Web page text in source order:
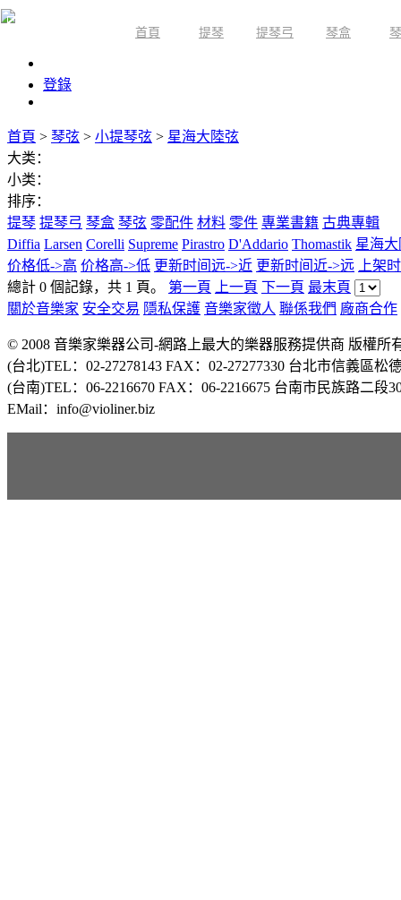
首頁 提琴 提琴弓 琴盒
登錄
首頁 > 琴弦 > 小提琴弦 > 星海大陸弦
大类：
小类：
排序：
提琴 提琴弓 琴盒 琴弦 零配件 材料 零件 專業書籍 古典專輯
Diffia Larsen Corelli Supreme Pirastro D'Addario Thomastik 星海
价格低->高 价格高->低 更新时间远->近 更新时间近->远
上架
總計 0 個記錄，共 1 頁。 第一頁 上一頁 下一頁 最末頁
關於音樂家 安全交易 隱私保護 音樂家徵人 聯係我們 廠商合作
© 2008 音樂家樂器公司-網路上最大的樂器服務提供商 版權所
(台北)TEL：02-27278143 FAX：02-27277330 台北市信義區松
(台南)TEL：06-2216670 FAX：06-2216675 台南市民族路二
EMail：info@violiner.biz